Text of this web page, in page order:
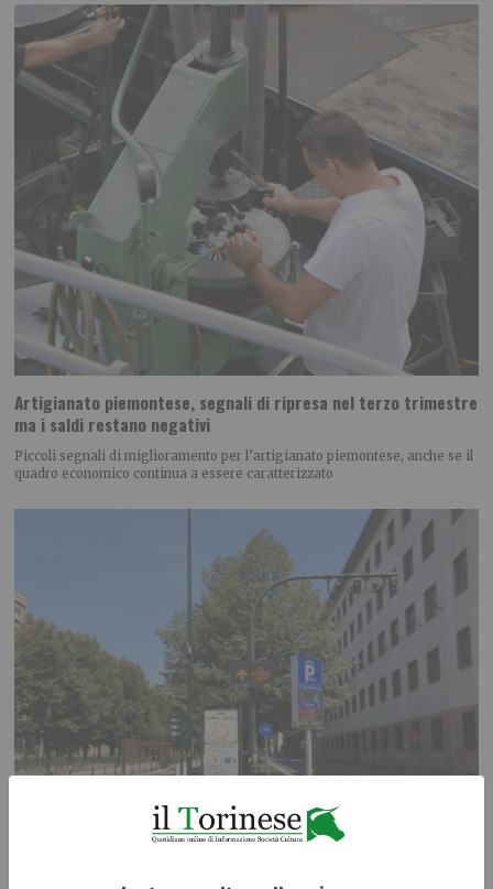
Artigianato piemontese, segnali di ripresa nel terzo trimestre
ma i saldi restano negativi
Piccoli segnali di miglioramento per l’artigianato piemontese, anche se il
quadro economico continua a essere caratterizzato